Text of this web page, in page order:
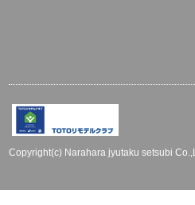
Copyright(c) Narahara jyutaku setsubi